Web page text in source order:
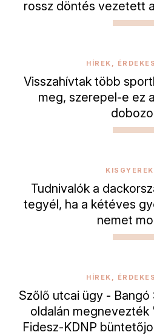
rossz döntés vezetett
HÍREK,
Visszahívtak több
meg, szerepel-e ez
Tudnivalók a
tegyél, ha a kétéves
nemet
HÍREK,
Szőlő utcai ügy -
oldalán megnevezték
Fidesz-KDNP